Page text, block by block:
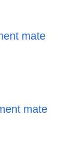
mate
mate